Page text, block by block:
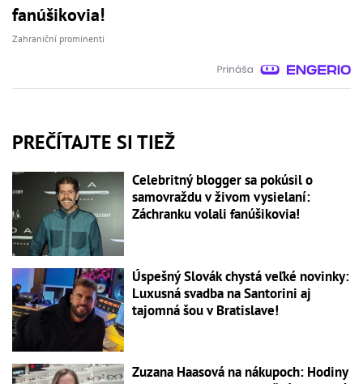
fanúšikovia!
Zahraniční prominenti
PREČÍTAJTE SI TIEŽ
Celebritný blogger sa pokúsil o
samovraždu v živom vysielaní:
Záchranku volali fanúšikovia!
Úspešný Slovák chystá veľké novinky:
Luxusná svadba na Santorini aj
tajomná šou v Bratislave!
Zuzana Haasová na nákupoch: Hodiny